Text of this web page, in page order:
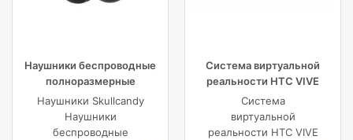
Наушники беспроводные
полноразмерные
Skullcandy CRUSHER EVO
WIRELESS OVER-EAR,
черные
Наушники Skullcandy
Наушники
беспроводные
Система виртуальной
реальности HTC VIVE
Cosmos
Система
виртуальной
реальности HTC VIVE